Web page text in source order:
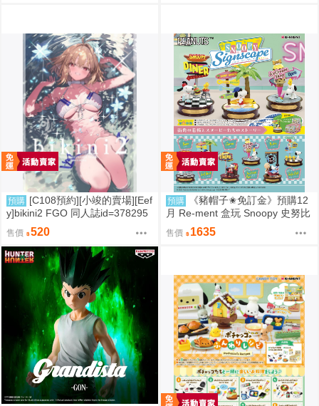
預購 [C108預約][小竣的賣場][Eef
y]bikini2 FGO 同人誌id=378295
售價 520
預購
《豬帽子✬免訂金》預購12
月 Re-ment 盒玩 Snoopy 史努比
街角招牌場景 中盒6入 0816
售價 1635